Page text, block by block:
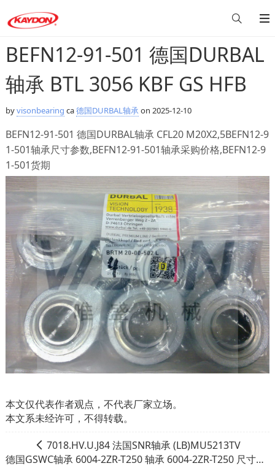
BEFN12-91-501 德国DURBAL
轴承 BTL 3056 KBF GS HFB
byvisonbearing ca德国DURBAL轴承 on 2025-12-10
BEFN12-91-501 德国DURBAL轴承 CFL20 M20X2,5BEFN12-9
1-501轴承尺寸参数,BEFN12-91-501轴承采购价格,BEFN12-9
1-501货期
本文仅代表作者观点，不代表厂家立场。
本文系未经许可，不得转载。
7018.HV.U.J84 法国SNR轴承 (LB)MU5213TV
德国GSWC轴承 6004-2ZR-T250 轴承 6004-2ZR-T250 尺寸参数报价